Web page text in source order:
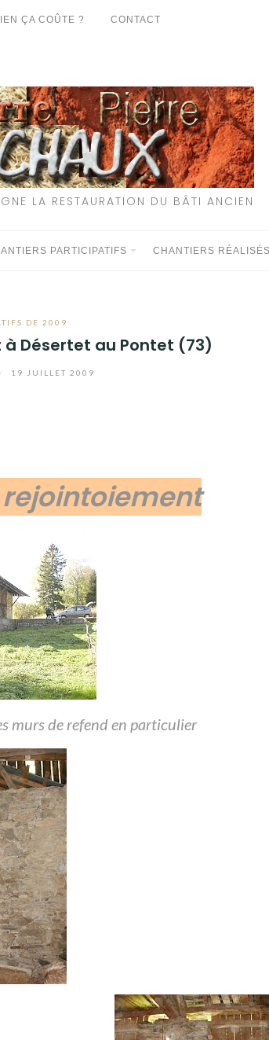
ÇA COÛTE ? CONTACT
LA RESTAURATION DU BÂTI ANCIEN
PARTICIPATIFS CHANTIERS
DE 2009
Désertet au Pontet (73)
19 JUILLET 2009
rejointoiement
murs de refend en particulier